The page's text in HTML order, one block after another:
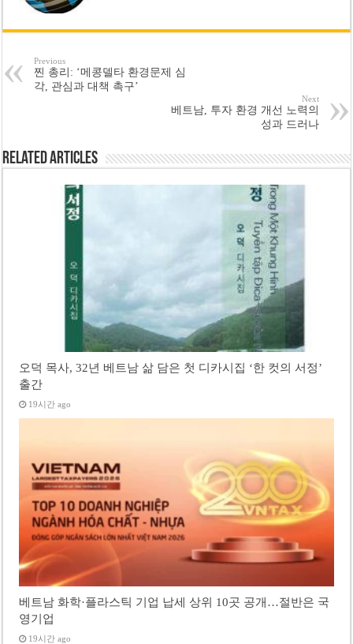
Previous
찐 총리: ‘메콩델타 환경문제 심
각, 관심과 대책 촉구’
Next
베트남, 투자 환경 개선 노력의
성과 드러나
Related Articles
오덕 목사, 32년 베트남 삶 담은 첫 디카시집 ‘한 컷의 서정’
출간
19시간 ago
베트남 화학·플라스틱 기업 납세 상위 10곳 공개…절반은 국
영기업
19시간 ago